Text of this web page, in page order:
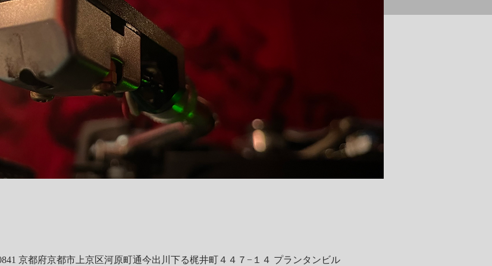
京都府京都市上京区河原町通今出川下る梶井町４４７−１４ プランタンビル